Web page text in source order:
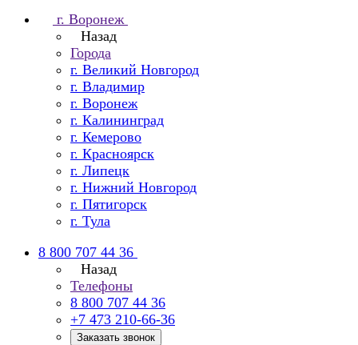
г. Воронеж
Назад
Города
г. Великий Новгород
г. Владимир
г. Воронеж
г. Калининград
г. Кемерово
г. Красноярск
г. Липецк
г. Нижний Новгород
г. Пятигорск
г. Тула
8 800 707 44 36
Назад
Телефоны
8 800 707 44 36
+7 473 210-66-36
Заказать звонок